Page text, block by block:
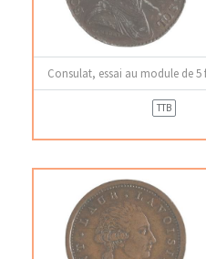
Consulat, essai au module de 5
TTB